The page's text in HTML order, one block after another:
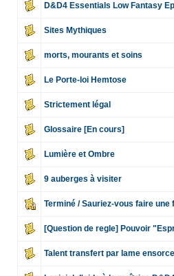
D&D4 Essentials Low Fantasy
Sites Mythiques
morts, mourants et soins
Le Porte-loi Hemtose
Strictement légal
Glossaire [En cours]
Lumière et Ombre
9 auberges à visiter
Terminé / Sauriez-vous faire une
[Question de regle] Pouvoir
Talent transfert par lame